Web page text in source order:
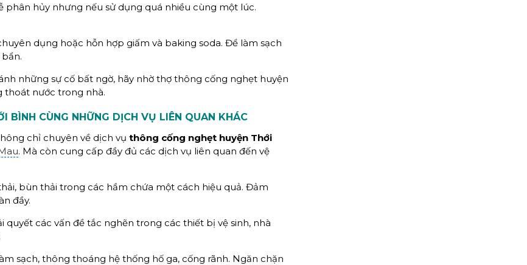
phân hủy nhưng nếu sử dụng quá nhiều cùng một lúc.
dụng hoặc hỗn hợp giấm và baking soda. Để làm sạch
những sự cố bất ngờ, hãy nhờ thợ thông cống nghẹt huyện
thoát nước trong nhà.
BÌNH CÙNG NHỮNG DỊCH VỤ LIÊN QUAN KHÁC
chỉ chuyên về dịch vụ thông cống nghẹt huyện Thới
. Mà còn cung cấp đầy đủ các dịch vụ liên quan đến vệ
bùn thải trong các hầm chứa một cách hiệu quả. Đảm
đầy.
quyết các vấn đề tắc nghẽn trong các thiết bị vệ sinh, nhà
sạch, thông thoáng hệ thống hố ga, cống rãnh. Ngăn chặn